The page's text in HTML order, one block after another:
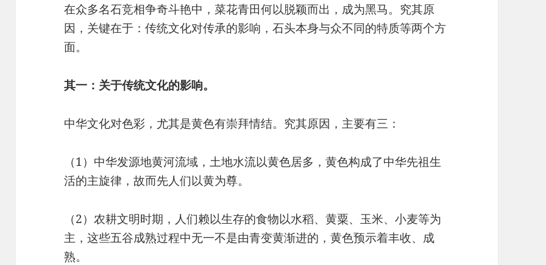
在众多名石竞相争奇斗艳中，菜花青田何以脱颖而出，成为黑马。究其原
因，关键在于：传统文化对传承的影响，石头本身与众不同的特质等两个方
面。
其一：关于传统文化的影响。
中华文化对色彩，尤其是黄色有崇拜情结。究其原因，主要有三：
（1）中华发源地黄河流域，土地水流以黄色居多，黄色构成了中华先祖生
活的主旋律，故而先人们以黄为尊。
（2）农耕文明时期，人们赖以生存的食物以水稻、黄粟、玉米、小麦等为
主，这些五谷成熟过程中无一不是由青变黄渐进的，黄色预示着丰收、成
熟。